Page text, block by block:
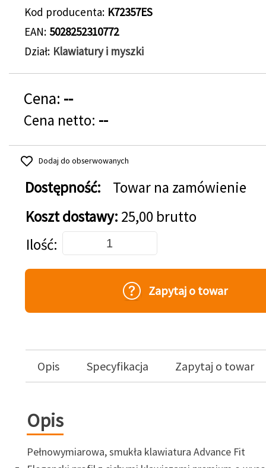
Kod producenta K72357ES
EAN 5028252310772
Dział Klawiatury i myszki
Cena: --
Cena netto: --
Dodaj do obserwowanych
Dostępność:
Towar na zamówienie
Koszt dostawy: 25,00 brutto
Dodaj do koszyka
Ilość
Zapytaj o towar
Opis Specyfikacja Zapytaj o towar
Opis
Pełnowymiarowa, smukła klawiatura Advance Fit